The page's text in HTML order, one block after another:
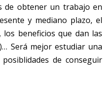
de obtener un trabajo en
y mediano plazo, el
beneficios que dan las
Será mejor estudiar una
de conseguir